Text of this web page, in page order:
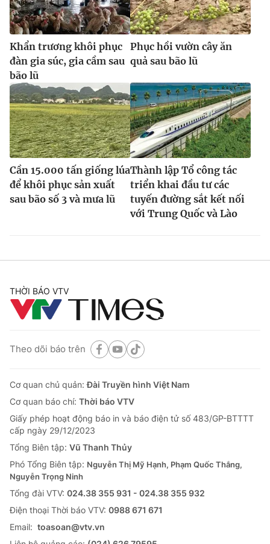
Khẩn trương khôi phục
đàn gia súc, gia cầm sau
bão lũ
Phục hồi vườn cây ăn
quả sau bão lũ
Cần 15.000 tấn giống lúa
để khôi phục sản xuất
sau bão số 3 và mưa lũ
Thành lập Tổ công tác
triển khai đầu tư các
tuyến đường sắt kết nối
với Trung Quốc và Lào
THỜI BÁO VTV
Theo dõi báo trên
Cơ quan chủ quản:Đài Truyền hình Việt Nam
Cơ quan báo chí: Thời báo VTV
Giấy phép hoạt động báo in và báo điện tử số 483/GP-BTTTT
cấp ngày 29/12/2023
Tổng Biên tập: Vũ Thanh Thủy
Phó Tổng Biên tập: Nguyễn Thị Mỹ Hạnh, Phạm Quốc Thắng,
Nguyễn Trọng Ninh
Tổng đài VTV: 024.38 355 931 - 024.38 355 932
Ðiện thoại Thời báo VTV: 0988 671 671
Email: toasoan@vtv.vn